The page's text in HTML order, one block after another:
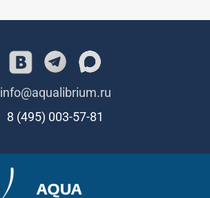
info@aqualibrium.ru
8 (495) 003-57-81